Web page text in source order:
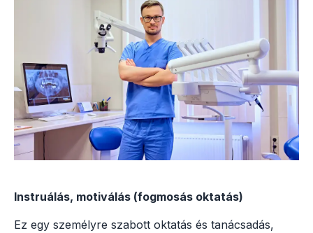
Instruálás, motiválás (fogmosás oktatás)
Ez egy személyre szabott oktatás és tanácsadás,